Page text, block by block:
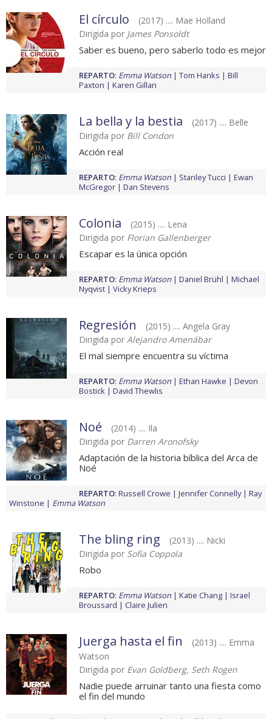
El círculo
(2017) .... Mae Holland
Dirigida por James Ponsoldt
Saber es bueno, pero saberlo todo es mejor
REPARTO: Emma Watson Tom Hanks
Bill
Paxton
Karen Gillan
La bella y la bestia
(2017) .... Belle
Dirigida por Bill Condon
Acción real
REPARTO: Emma Watson Stanley Tucci
Ewan
McGregor
Dan Stevens
Colonia
(2015) .... Lena
Dirigida por Florian Gallenberger
Escapar es la única opción
REPARTO: Emma Watson Daniel Brühl
Michael
Nyqvist
Vicky Krieps
Regresión
(2015) .... Angela Gray
Dirigida por Alejandro Amenábar
El mal siempre encuentra su víctima
REPARTO: Emma Watson Ethan Hawke
Devon
Bostick
David Thewlis
Noé
(2014) .... Ila
Dirigida por Darren Aronofsky
Adaptación de la historia bíblica del Arca de
Noé
REPARTO: Russell Crowe Jennifer Connelly
Ray
Winstone
Emma Watson
The bling ring
(2013) .... Nicki
Dirigida por Sofia Coppola
Robo
REPARTO: Emma Watson Katie Chang
Israel
Broussard
Claire Julien
Juerga hasta el fin
(2013) .... Emma
Watson
Dirigida por Evan Goldberg, Seth Rogen
Nadie puede arruinar tanto una fiesta como
el fin del mundo